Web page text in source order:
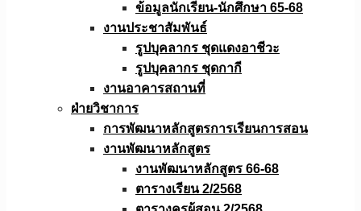
ข้อมูลนักเรียน-นักศึกษา 65-68
งานประชาสัมพันธ์
รูปบุคลากร ชุดแดงอาชีวะ
รูปบุคลากร ชุดกากี
งานอาคารสถานที่
ฝ่ายวิชาการ
การพัฒนาหลักสูตรการเรียนการสอน
งานพัฒนาหลักสูตร
งานพัฒนาหลักสูตร 66-68
ตารางเรียน 2/2568